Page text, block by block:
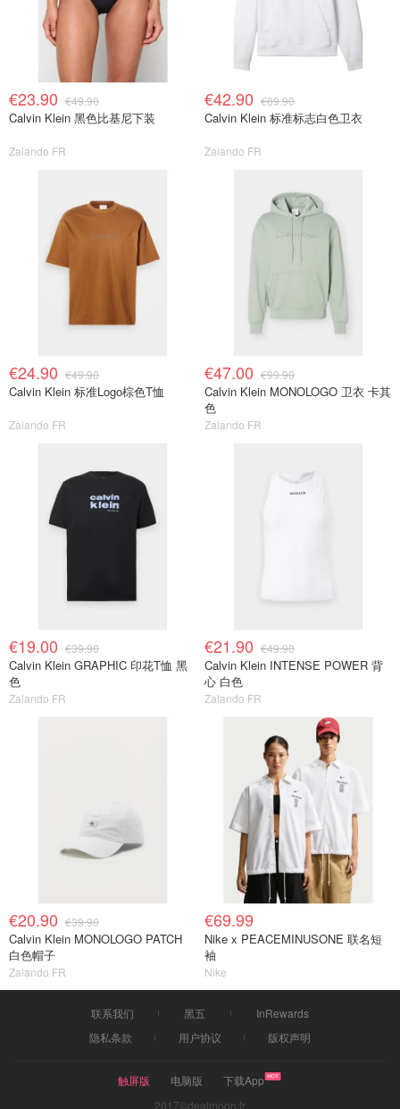
€23.90 €49.90
Calvin Klein 黑色比基尼下装
Zalando FR
€42.90 €89.90
Calvin Klein 标准标志白色卫衣
Zalando FR
€24.90 €49.90
Calvin Klein 标准Logo棕色T恤
Zalando FR
€47.00 €99.90
Calvin Klein MONOLOGO 卫衣 卡其
色
Zalando FR
€19.00 €39.90
Calvin Klein GRAPHIC 印花T恤 黑
色
Zalando FR
€21.90 €49.90
Calvin Klein INTENSE POWER 背
心 白色
Zalando FR
€20.90 €39.90
Calvin Klein MONOLOGO PATCH
白色帽子
Zalando FR
€69.99
Nike x PEACEMINUSONE 联名短
袖
Nike
联系我们 黑五
InRewards
隐私条款
用户协议 版权声明
触屏版 电脑版
下载App
2017©dealmoon.fr